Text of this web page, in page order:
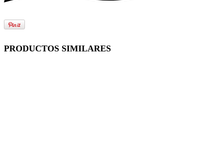
PRODUCTOS SIMILARES